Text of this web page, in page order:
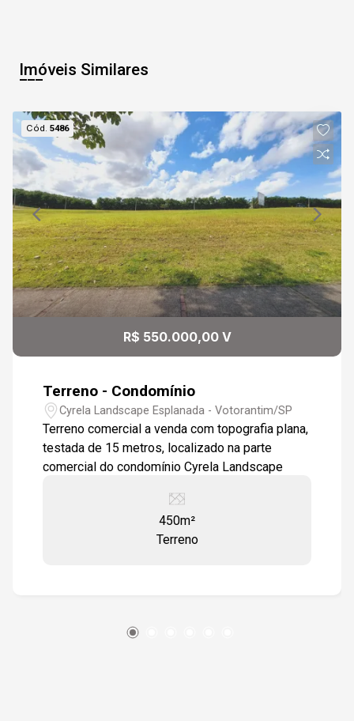
Imóveis Similares
Cód.5486
R$ 550.000,00 V
Terreno - Condomínio
Cyrela Landscape Esplanada - Votorantim/SP
Terreno comercial a venda com topografia plana,
testada de 15 metros, localizado na parte
comercial do condomínio Cyrela Landscape
450m²
Terreno